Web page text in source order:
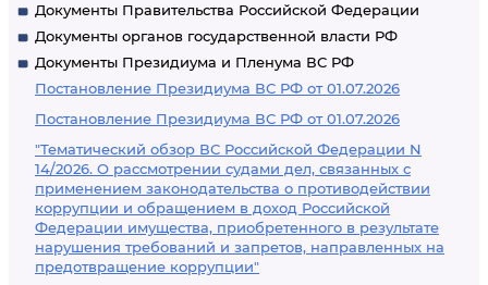
Документы Правительства Российской Федерации
Документы органов государственной власти РФ
Документы Президиума и Пленума ВС РФ
Постановление Президиума ВС РФ от 01.07.2026
Постановление Президиума ВС РФ от 01.07.2026
"Тематический обзор ВС Российской Федерации N
14/2026. О рассмотрении судами дел, связанных с
применением законодательства о противодействии
коррупции и обращением в доход Российской
Федерации имущества, приобретенного в результате
нарушения требований и запретов, направленных на
предотвращение коррупции"